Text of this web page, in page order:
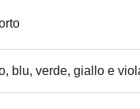
blu, verde, giallo e